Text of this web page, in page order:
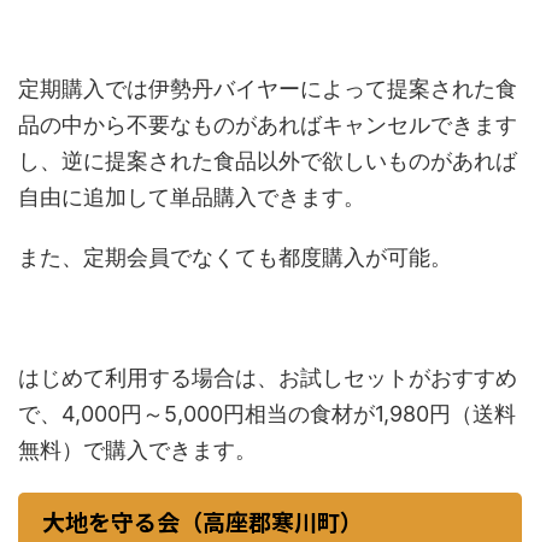
定期購入では伊勢丹バイヤーによって提案された食
品の中から不要なものがあればキャンセルできます
し、逆に提案された食品以外で欲しいものがあれば
自由に追加して単品購入できます。
また、定期会員でなくても都度購入が可能。
はじめて利用する場合は、お試しセットがおすすめ
で、4,000円～5,000円相当の食材が1,980円（送料
無料）で購入できます。
大地を守る会（高座郡寒川町）